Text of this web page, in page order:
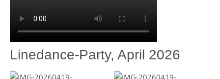
Linedance-Party, April 2026